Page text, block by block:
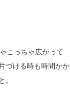
こっちゃ広がって
づける時も時間かか
。